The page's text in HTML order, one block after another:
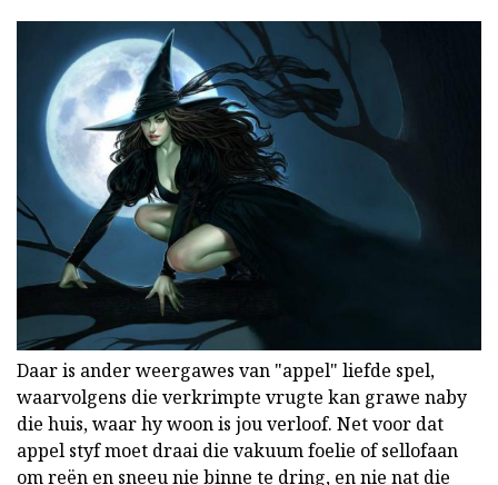
Daar is ander weergawes van "appel" liefde spel,
waarvolgens die verkrimpte vrugte kan grawe naby
die huis, waar hy woon is jou verloof. Net voor dat
appel styf moet draai die vakuum foelie of sellofaan
om reën en sneeu nie binne te dring, en nie nat die